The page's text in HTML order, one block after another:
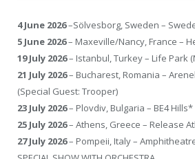
4 June 2026–Sölvesborg, Sweden –
5 June 2026– Maxeville/Nancy, France –
19 July 2026– Istanbul, Turkey – Life Park
21 July 2026– Bucharest, Romania –
(Special Guest: Trooper)
23 July 2026– Plovdiv, Bulgaria – BE4 Hills*
25 July 2026– Athens, Greece – Release
27 July 2026– Pompeii, Italy –